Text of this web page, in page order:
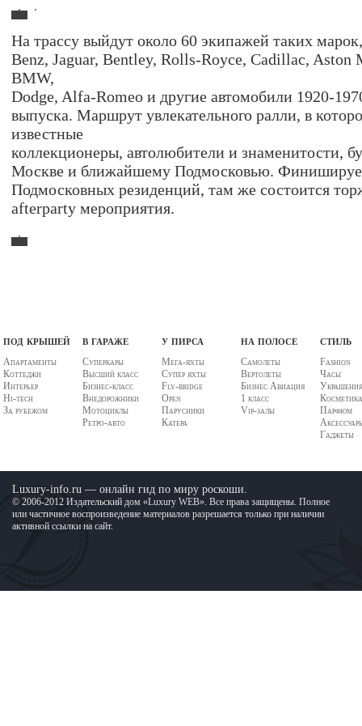
На трассу выйдут около 60 экипажей таких
Benz, Jaguar, Bentley, Rolls-Royce, Cadillac, Aston
BMW,
Dodge, Alfa-Romeo и другие автомобили 1920-
выпуска. Маршрут увлекательного ралли, в
известные
коллекционеры, автолюбители и знаменитости,
Москве и ближайшему Подмосковью.
Подмосковных резиденций, там же состоится
afterparty мероприятия.
под крышей
Апартаменты
Коттеджи
Интерьер
Hi-tech
За рубежом
в гараже
Суперкары
Высший класс
Бизнес-класс
Внедорожники
Мотоциклы
Ретро-авто
у пирса
Мега-яхты
Супер яхты
Fly-bridge
Open
Парусники
Катера
на полосе
Самолеты
Вертолеты
Бизнес Авиация
1 класс
Vip-залы
стиль
Fashion
Часы
Парфюм
Гаджеты
Luxury-info.ru — онлайн гид по миру роскоши.
© 2006-2012 Издательский дом «Luxury WEB». Все права защищены. Полное
или частичное воспроизведение материалов разрешается только при наличии
активной ссылки на сайт.